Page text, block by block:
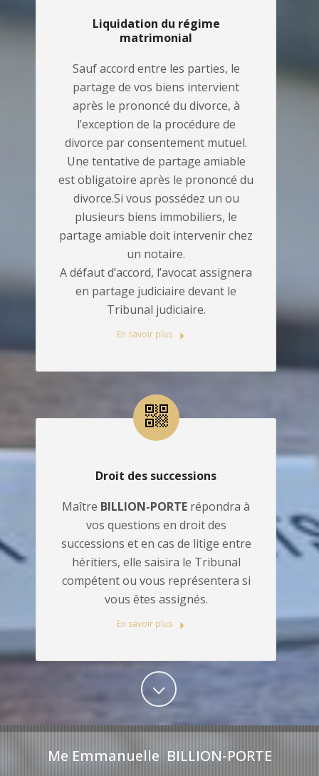
Liquidation du régime
matrimonial
Sauf accord entre les parties, le
partage de vos biens intervient
après le prononcé du divorce, à
l’exception de la procédure de
divorce par consentement mutuel.
Une tentative de partage amiable
est obligatoire après le prononcé du
divorce.Si vous possédez un ou
plusieurs biens immobiliers, le
partage amiable doit intervenir chez
un notaire.
A défaut d’accord, l’avocat assignera
en partage judiciaire devant le
Tribunal judiciaire.
En savoir plus
Droit des successions
Maître BILLION-PORTE répondra à
vos questions en droit des
successions et en cas de litige entre
héritiers, elle saisira le Tribunal
compétent ou vous représentera si
vous êtes assignés.
En savoir plus
Me Emmanuelle BILLION-PORTE